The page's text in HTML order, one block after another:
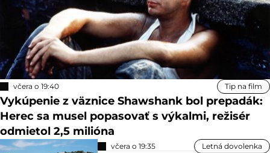
včera o 19:40 Tip na film
Vykúpenie z väznice Shawshank bol prepadák:
Herec sa musel popasovať s výkalmi, režisér
odmietol 2,5 milióna
včera o 19:35 Letná dovolenka